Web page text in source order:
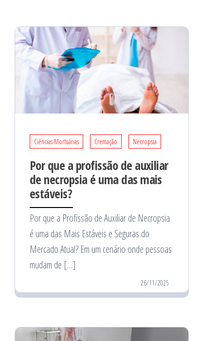
Ciências Mortuárias Cremação Necropsia
Por que a profissão de auxiliar
de necropsia é uma das mais
estáveis?
Por que a Profissão de Auxiliar de Necropsia
é uma das Mais Estáveis e Seguras do
Mercado Atual? Em um cenário onde pessoas
mudam de […]
26/11/2025